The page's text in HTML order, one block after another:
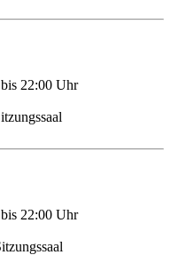
bis 22:00 Uhr
bis 22:00 Uhr